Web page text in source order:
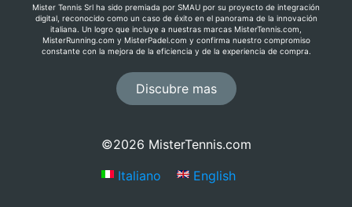
Mister Tennis Srl ha sido premiada por SMAU por su proyecto de integración
digital, reconocido como un caso de éxito en el panorama de la innovación
italiana. Un logro que incluye a nuestras marcas MisterTennis.com,
MisterRunning.com y MisterPadel.com y confirma nuestro compromiso
constante con la mejora de la eficiencia y de la experiencia de compra.
Discubre mas
©2026 MisterTennis.com
Italiano
English